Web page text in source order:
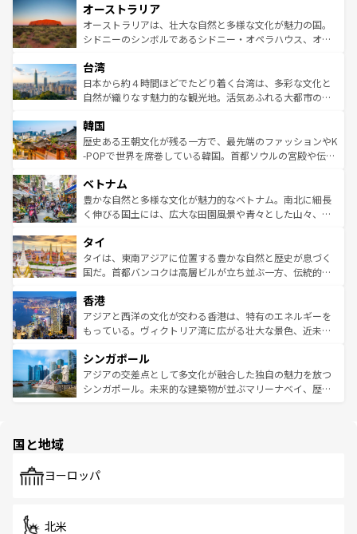
部のニューオーリンズでは、音楽と美食が融合した独特の
文化が魅力。旅行者はアメリカの各地域で異なる魅力を楽
しみながら、その多様性と豊かな歴史を感じることができ
ならではの贅沢な旅のスタイルだ。 なお、新着のアメリカ
情報はコンテンツ一覧を参照してほしい。
ワイ島は見逃せない。また、定番の観光地といえばオアフ
島だが、静かな自然を求めるならマウイ島やカウアイ島が
おすすめ。エメラルドグリーンに輝く海をはじめ、豊かな
れるおもてなしの心で訪れる人々を迎えてくれるハワイの
人々、おいしいローカルフードやハワイアンミュージッ
ク、伝統的なフラダンスなど、すべてがハワイの魅力を彩
ワイを、存分に味わってほしい。 なお、新着のハワイ情報
はコンテンツ一覧を参照してほしい。
オーストラリア
オーストラリアは、壮大な自然と多様な文化が魅力の国。
シドニーのシンボルであるシドニー・オペラハウス、オー
リアリーフや大陸中央部にそびえるウルル（エアーズロッ
ク）、タスマニアの美しい原生林やケアンズの熱帯雨林な
ど、見どころがたくさん。また、カフェやワイン、オージ
いる。アクティビティも充実しており、サーフィンやダイ
ビング、ハイキングなど、アウトドア好きにはたまらな
い。オーストラリアの多彩な魅力を存分に味わいつくそ
参照してほしい。
台湾
日本から約４時間ほどでたどり着く台湾は、多彩な文化と
自然が織りなす魅力的な観光地。活気あふれる大都市の台
ン）、静ひつな山岳地帯である台湾東部など、都市の喧騒
と山間の静けさが共存しており、訪れる人に新しい発見と
驚きをもたらしてくれる。また、奥深い台湾の食文化も魅
容にもいいと評判のスイーツなど、バラエティ豊かな料理
が味わえる。 なお、新着の台湾情報は コンテンツ一覧を参
照してほしい。
韓国
歴史ある王朝文化が残る一方で、最先端のファッションやK
-POPで世界を席巻している韓国。首都ソウルの宮殿や伝統
き、地方に足を延ばせば四季折々の自然美を楽しむことが
できる。そして、キムチや焼肉、絶品のストリートフード
まで、さまざまな韓国料理が待っている。夜には、韓国な
リティに包まれながら、韓国の多彩な魅力を心ゆくまで味
わってみてほしい。 なお、新着の韓国情報はコンテンツ一
覧を参照してほしい。
ベトナム
豊かな自然と多様な文化が魅力的なベトナム。南北に細長
く伸びる国土には、広大な田園風景や青々とした山々、世
急速な発展と共に伝統が息づく。ハノイの古い町並みやホ
ーチミン市のフランス統治時代の建物も、独特の雰囲気を
醸し出している。また、バラエティの豊かさとおいしさで
とつ。フォーやバインミー、ベトナムコーヒーなどは、ぜ
ひ現地で味わいたい。どの地域を訪れてもあたたかい人々
が旅行者を迎えてくれるので、きっと忘れられない旅にな
参照してほしい。
タイ
タイは、東南アジアに位置する豊かな自然と歴史が息づく
国だ。首都バンコクは高層ビルが立ち並ぶ一方、伝統的な
の活気が交差している。北部ではチェンマイなどの山岳地
帯で自然と触れ合い、南部ではプーケットやクラビの美し
いビーチでリゾート気分を楽しむことができる。タイ料理
激する。気候は一年中温暖で、どの季節にも異なる楽しみ
が待っている。親しみやすいタイの人々、仏教を中心とし
た文化、そして多様な観光資源が、訪れる旅人を魅了し続
香港
アジアと西洋の文化が交わる香港は、特有のエネルギーを
もっている。ヴィクトリア湾に広がる壮大な景色、近未来
み、どこを訪れても感動するはず。観光スポットが密集し
ており、効率よく見どころを回れるのも魅力。息をのむよ
うな絶景から文化的な体験まで、香港を存分に楽しみ尽く
シンガポール
アジアの交差点として多文化が融合した独自の魅力を放つ
シンガポール。未来的な建築物が並ぶマリーナベイ、歴史
で、ホーカーズは地元の風情を楽しめる外せないスポット
国と地域
ヨーロッパ
北米